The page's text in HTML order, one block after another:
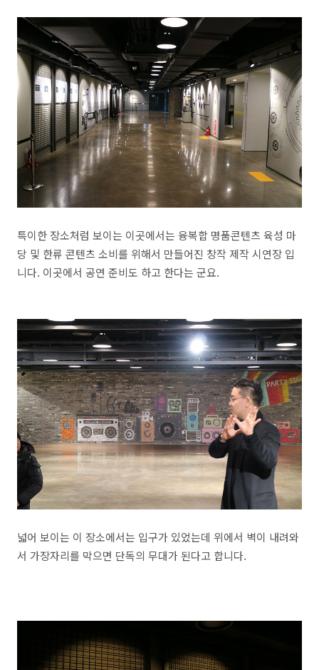
특이한 장소처럼 보이는 이곳에서는 융복합 명품콘텐츠 육성 마
당 및 한류 콘텐츠 소비를 위해서 만들어진 창작 제작 시연장 입
니다. 이곳에서 공연 준비도 하고 한다는 군요.
넓어 보이는 이 장소에서는 입구가 있었는데 위에서 벽이 내려와
서 가장자리를 막으면 단독의 무대가 된다고 합니다.